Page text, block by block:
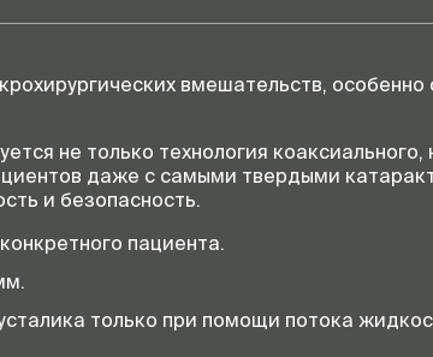
вмешательств, особенно
не только технология коаксиального,
даже с самыми твердыми
и безопасность.
пациента.
только при помощи потока